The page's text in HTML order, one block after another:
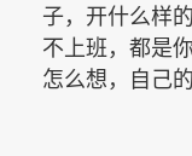
子，开什么样
不上班，都是
怎么想，自己